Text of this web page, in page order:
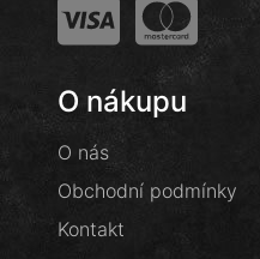
O nákupu
O nás
Obchodní podmínky
Kontakt